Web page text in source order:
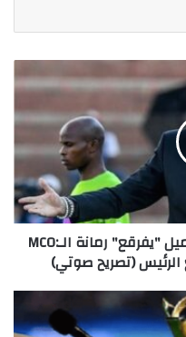
حصري، المدرب البلجيكي لوك إيميل "يفرقع" رمانة الـ:MCO
(تصريح صوتي)